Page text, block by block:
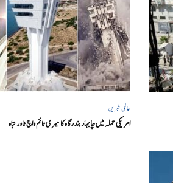
عالمی خبریں
امریکی حملہ میں چابہار بندرگاہ کا میری ٹائم واچ ٹاور تباہ